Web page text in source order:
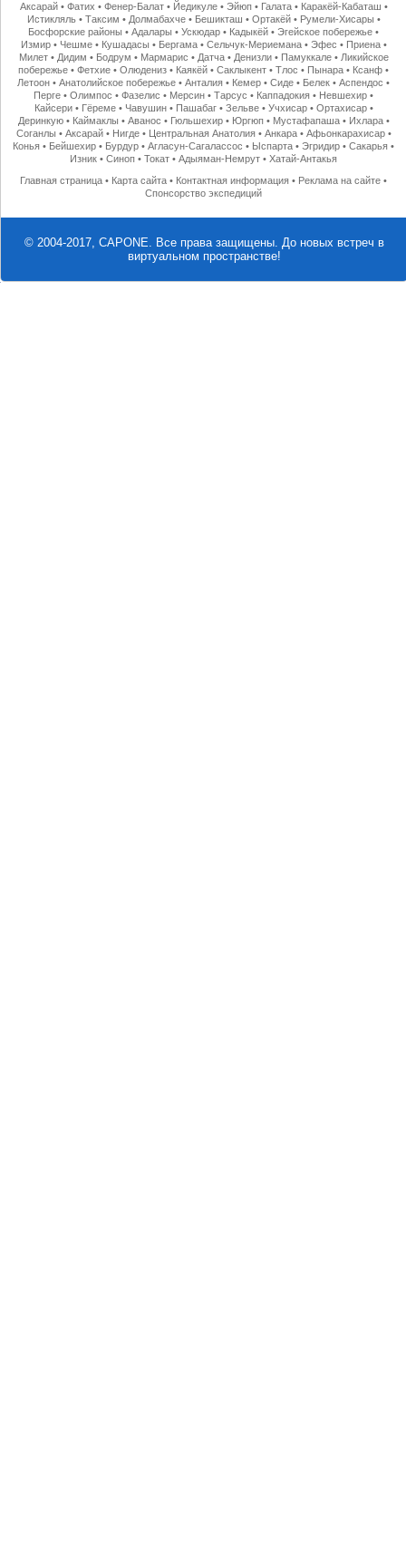
Аксарай• Фатих • Фенер-Балат• Йедикуле• Эйюп• Галата• Каракёй-Кабаташ •
Истикляль• Таксим • Долмабахче• Бешикташ • Ортакёй• Румели-Хисары •
Босфорские районы •Адалары •Ускюдар • Кадыкёй •Эгейское побережье •
Измир• Чешме• Кушадасы • Бергама• Сельчук-Мериемана• Эфес • Приена•
Милет• Дидим • Бодрум • Мармарис • Датча• Денизли• Памуккале• Ликийское
побережье •Фетхие •Олюдениз • Каякёй •Саклыкент •Тлос • Пынара • Ксанф •
Летоон •Анатолийское побережье •Анталия • Кемер •Сиде • Белек •Аспендос •
Перге •Олимпос •Фазелис • Мерсин •Тарсус • Каппадокия • Невшехир •
Кайсери• Гёреме• Чавушин• Пашабаг• Зельве• Учхисар• Ортахисар•
Деринкую• Каймаклы • Аванос • Гюльшехир• Юргюп• Мустафапаша• Ихлара•
Соганлы • Аксарай• Нигде• Центральная Анатолия• Анкара• Афьонкарахисар•
Конья • Бейшехир • Бурдур •Агласун-Сагалассос • Ыспарта •Эгридир •Сакарья •
Изник •Синоп •Токат •Адыяман-Немрут •Хатай-Антакья
Главная страница • Карта сайта • Контактная информация • Реклама на сайте •
Спонсорство экспедиций
© 2004-2017, CAPONE. Все права защищены. До новых встреч в
виртуальном пространстве!